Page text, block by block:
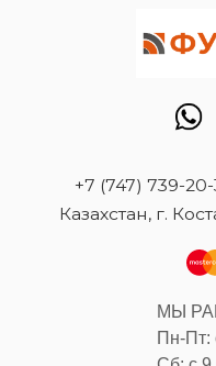
+7 (747) 739-
Казахстан, г.
МЫ
Пн-Пт: